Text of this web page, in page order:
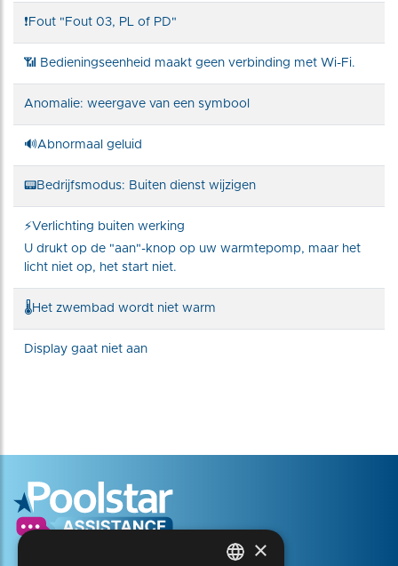
❗Fout "Fout 03, PL of PD"
📶 Bedieningseenheid maakt geen verbinding met Wi-Fi.
Anomalie: weergave van een symbool
🔊Abnormaal geluid
📟Bedrijfsmodus: Buiten dienst wijzigen
⚡Verlichting buiten werking
U drukt op de "aan"-knop op uw warmtepomp, maar het
licht niet op, het start niet.
🌡️Het zwembad wordt niet warm
Display gaat niet aan
×